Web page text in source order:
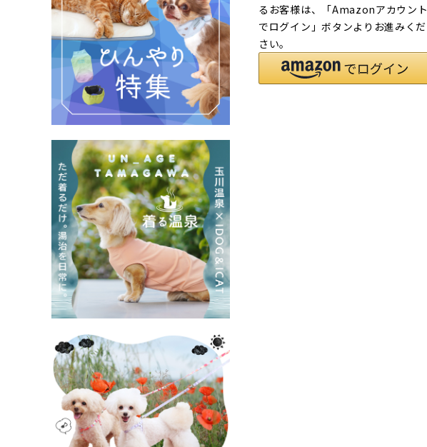
るお客様は、「Amazonアカウント
でログイン」ボタンよりお進みくだ
さい。